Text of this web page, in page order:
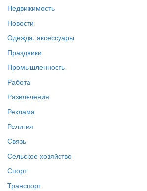
Недвижимость
Новости
Одежда, аксессуары
Праздники
Промышленность
Работа
Развлечения
Реклама
Религия
Связь
Сельское хозяйство
Спорт
Транспорт